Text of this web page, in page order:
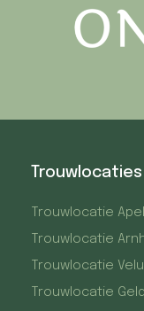
Trouwlocaties
Trouwlocatie
Trouwlocatie
Trouwlocatie
Trouwlocatie